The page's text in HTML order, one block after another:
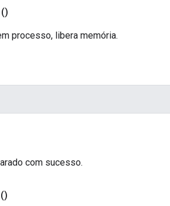
()
processo, libera memória.
com sucesso.
()